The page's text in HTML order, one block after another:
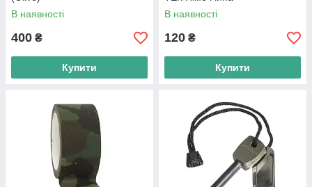
В наявності
400 ₴
Купити
В наявності
120 ₴
Купити